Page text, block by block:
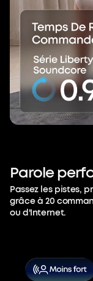
Parole
Passez les pistes,
grâce à 20
ou d'Internet.